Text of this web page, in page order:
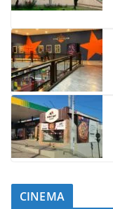
CINEMA